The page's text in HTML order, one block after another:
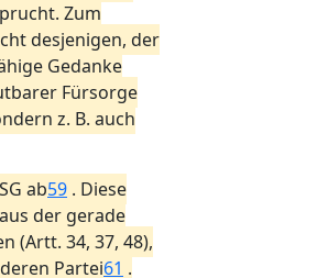
Zum
desjenigen, der
Gedanke
Fürsorge
z. B. auch
ab59 . Diese
der gerade
(Artt. 34, 37, 48),
Partei61 .